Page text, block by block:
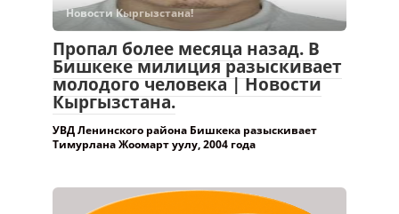
Новости Кыргызстана!
Пропал более месяца назад. В
Бишкеке милиция разыскивает
молодого человека | Новости
Кыргызстана.
УВД Ленинского района Бишкека разыскивает
Тимурлана Жоомарт уулу, 2004 года